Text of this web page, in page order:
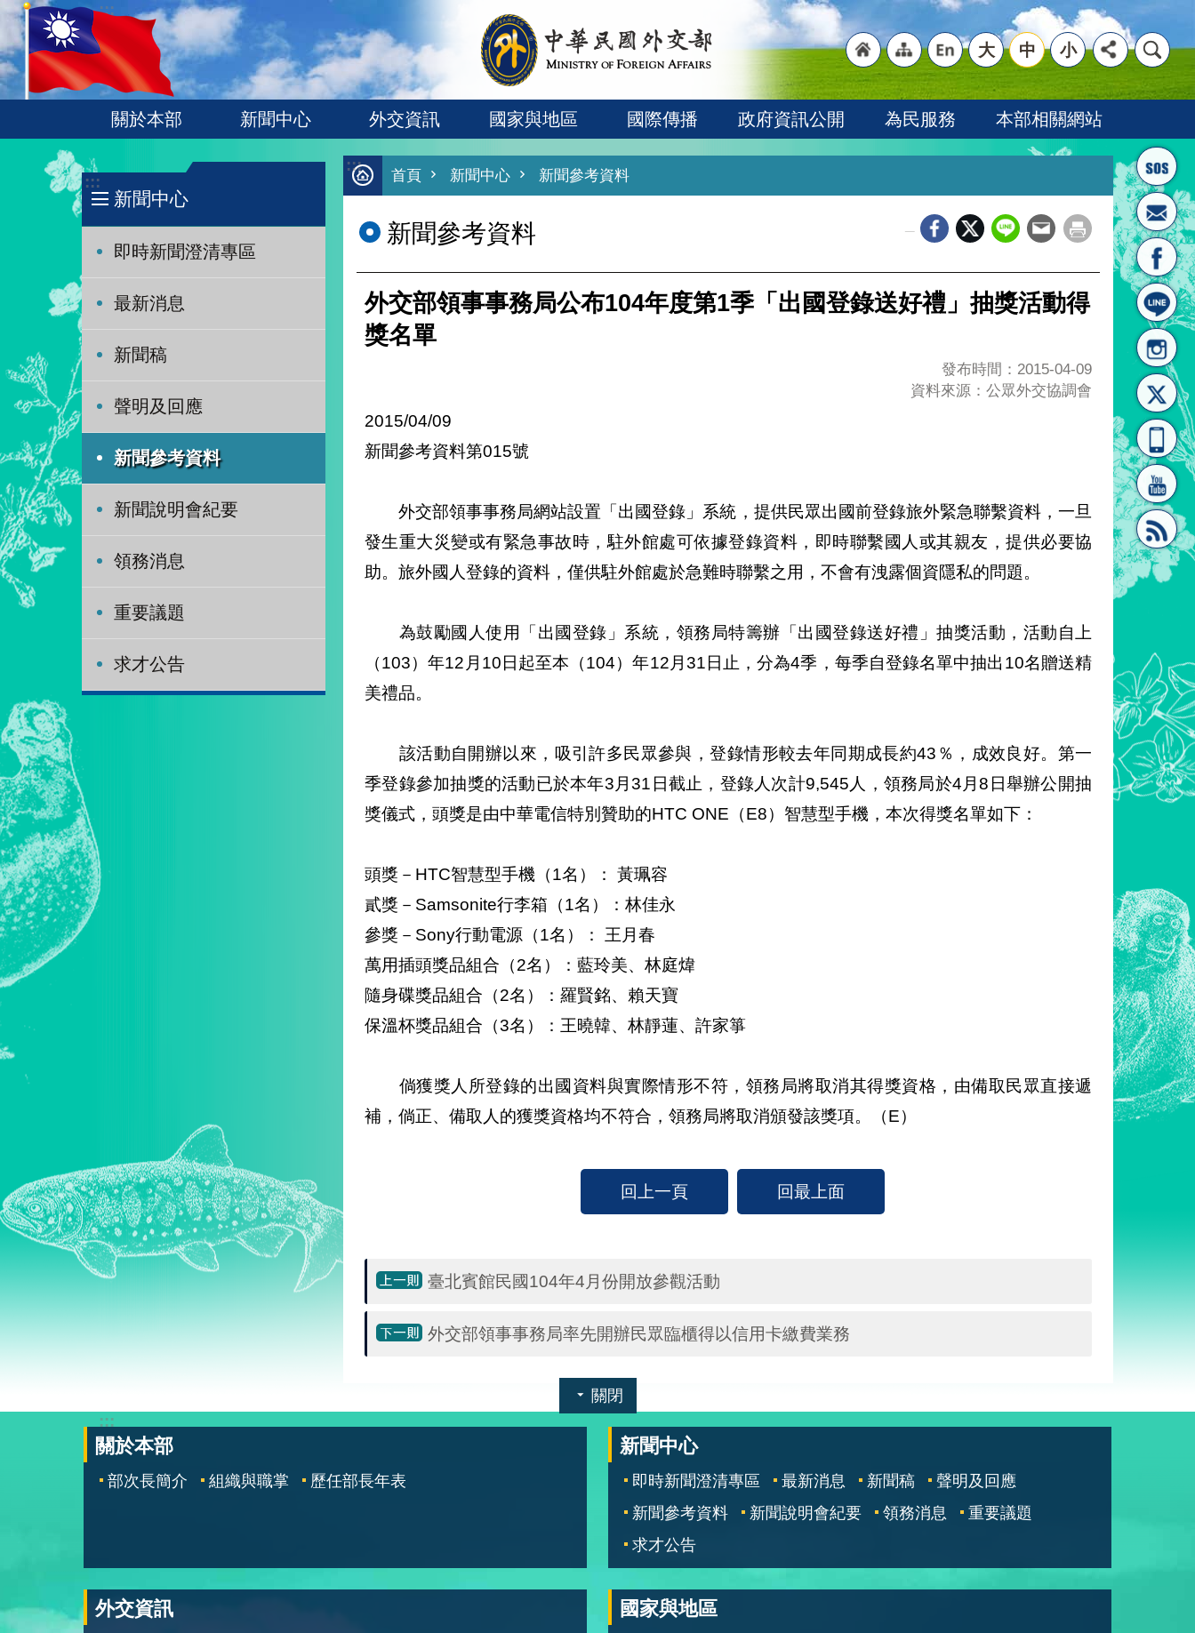
跳到主要內容區塊
:::
首頁
結]"
"網
站導
[連
"英
文語
大 中 小
關於本部 新聞中心 外交資訊 國家與地區 國際傳播 政府資訊公開 為民服務 本部相關網站
:::
新聞中心
即時新聞澄清專區
最新消息
新聞稿
聲明及回應
新聞參考資料
新聞說明會紀要
領務消息
重要議題
求才公告
:::
首頁 新聞中心 新聞參考資料
新聞參考資料
外交部領事事務局公布104年度第1季「出國登錄送好禮」抽獎活動得
獎名單
發布時間：2015-04-09
資料來源：公眾外交協調會
2015/04/09
新聞參考資料第015號
外交部領事事務局網站設置「出國登錄」系統，提供民眾出國前登錄旅外緊急聯繫資料，一旦
發生重大災變或有緊急事故時，駐外館處可依據登錄資料，即時聯繫國人或其親友，提供必要協
助。旅外國人登錄的資料，僅供駐外館處於急難時聯繫之用，不會有洩露個資隱私的問題。
為鼓勵國人使用「出國登錄」系統，領務局特籌辦「出國登錄送好禮」抽獎活動，活動自上
（103）年12月10日起至本（104）年12月31日止，分為4季，每季自登錄名單中抽出10名贈送精
美禮品。
該活動自開辦以來，吸引許多民眾參與，登錄情形較去年同期成長約43％，成效良好。第一
季登錄參加抽獎的活動已於本年3月31日截止，登錄人次計9,545人，領務局於4月8日舉辦公開抽
獎儀式，頭獎是由中華電信特別贊助的HTC ONE（E8）智慧型手機，本次得獎名單如下：
頭獎－HTC智慧型手機（1名）： 黃珮容
貳獎－Samsonite行李箱（1名）：林佳永
參獎－Sony行動電源（1名）： 王月春
萬用插頭獎品組合（2名）：藍玲美、林庭煒
隨身碟獎品組合（2名）：羅賢銘、賴天寶
保溫杯獎品組合（3名）：王曉韓、林靜蓮、許家箏
倘獲獎人所登錄的出國資料與實際情形不符，領務局將取消其得獎資格，由備取民眾直接遞
補，倘正、備取人的獲獎資格均不符合，領務局將取消頒發該獎項。（E）
回上一頁 回最上面
臺北賓館民國104年4月份開放參觀活動
外交部領事事務局率先開辦民眾臨櫃得以信用卡繳費業務
關閉
:::
關於本部
部次長簡介 組織與職掌 歷任部長年表
新聞中心
即時新聞澄清專區 最新消息 新聞稿
聲明及回應
新聞參考資料
新聞說明會紀要 領務消息
重要議題
求才公告
外交資訊 國家與地區